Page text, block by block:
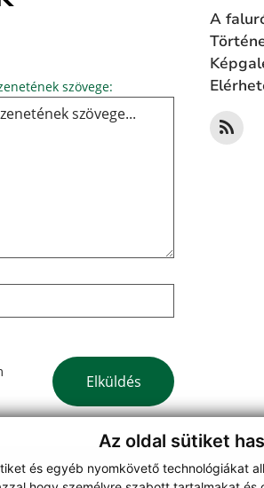
Az oldal sütiket
és egyéb nyomkövető technológiákat
szövege: Üzenetének szövege...
Google reCaptcha Response
Elküldés
A